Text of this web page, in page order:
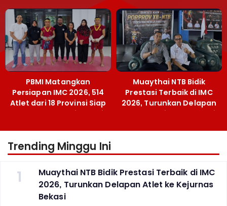
Terobosan Bangun
Grassroots
PBMI Matangkan
Persiapan IMC 2026, 514
Atlet dari 18 Provinsi Siap
Berlaga Besok di Bekasi
Muaythai NTB Bidik
Prestasi Terbaik di IMC
2026, Turunkan Delapan
Atlet ke Kejurnas Bekasi
Trending Minggu Ini
1
Muaythai NTB Bidik Prestasi Terbaik di IMC
2026, Turunkan Delapan Atlet ke Kejurnas
Bekasi